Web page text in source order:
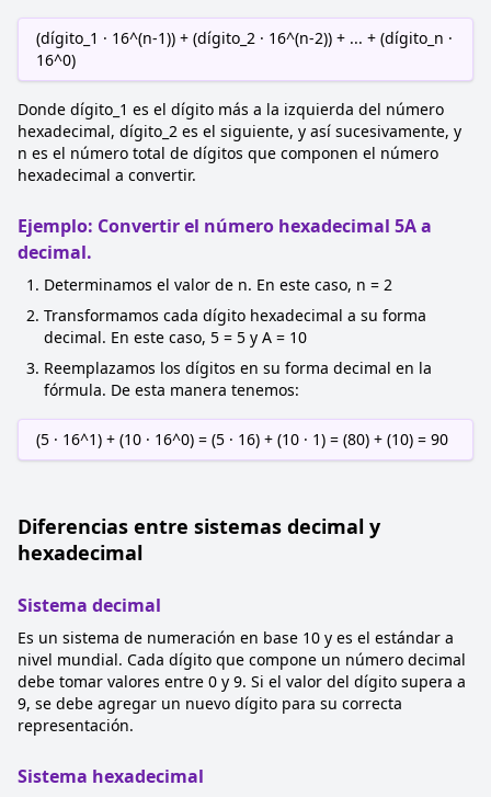
(dígito_1 · 16^(n-1)) + (dígito_2 · 16^(n-2)) + ... + (dígito_n ·
16^0)
Donde dígito_1 es el dígito más a la izquierda del número
hexadecimal, dígito_2 es el siguiente, y así sucesivamente, y
n es el número total de dígitos que componen el número
hexadecimal a convertir.
Ejemplo: Convertir el número hexadecimal 5A a
decimal.
Determinamos el valor de n. En este caso, n = 2
Transformamos cada dígito hexadecimal a su forma
decimal. En este caso, 5 = 5 y A = 10
Reemplazamos los dígitos en su forma decimal en la
fórmula. De esta manera tenemos:
(5 · 16^1) + (10 · 16^0) = (5 · 16) + (10 · 1) = (80) + (10) = 90
Diferencias entre sistemas decimal y
hexadecimal
Sistema decimal
Es un sistema de numeración en base 10 y es el estándar a
nivel mundial. Cada dígito que compone un número decimal
debe tomar valores entre 0 y 9. Si el valor del dígito supera a
9, se debe agregar un nuevo dígito para su correcta
representación.
Sistema hexadecimal